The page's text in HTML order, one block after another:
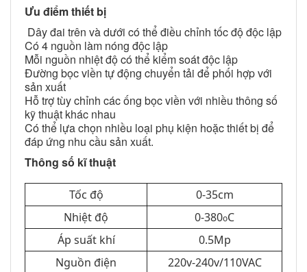
Ưu điểm thiết bị
Dây đai trên và dưới có thể điều chỉnh tốc độ độc lập
Có 4 nguồn làm nóng độc lập
Mỗi nguồn nhiệt độ có thể kiểm soát độc lập
Đường bọc viền tự động chuyển tải để phối hợp với
sản xuất
Hỗ trợ tùy chỉnh các ống bọc viền với nhiều thông số
kỹ thuật khác nhau
Có thể lựa chọn nhiều loại phụ kiện hoặc thiết bị để
đáp ứng nhu cầu sản xuất.
Thông số kĩ thuật
Tốc độ
0-35cm
Nhiệt độ
0-380oC
Áp suất khí
0.5Mp
Nguồn điện
220v-240v/110VAC